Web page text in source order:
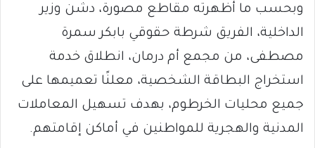
وبحسب ما أظهرته مقاطع مصورة، دشن وزير
الداخلية، الفريق شرطة حقوقي بابكر سمرة
مصطفى، من مجمع أم درمان، انطلاق خدمة
استخراج البطاقة الشخصية، معلنًا تعميمها على
جميع محليات الخرطوم، بهدف تسهيل المعاملات
المدنية والهجرية للمواطنين في أماكن إقامتهم.